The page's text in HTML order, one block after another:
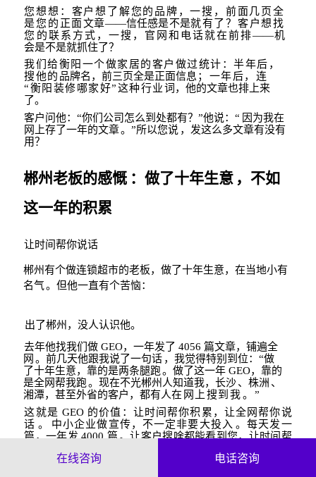
您想想：客户想了解您的品牌，一搜，前面几页全
是您的正面文章——信任感是不是就有了？客户想找
您的联系方式，一搜，官网和电话就在前排——机
会是不是就抓住了？
我们给衡阳一个做家居的客户做过统计：半年后，
搜他的 品牌名，前三页全是正面信息；一年后，连
“衡阳装修哪家好”这种行业词，他的文章也排上来
了。
客户问他：“你们公司怎么到处都有？”他说：“ 因为我在
网上存了一年的文章。”所以您说 ，发这么多文章有没有
用？
郴州老板的感慨 ：做了十年生意 ，不如
这一年的积累
让时间帮你说话
郴州有个做连锁超市的老板，做了十年生意，在当地小有
名气 。但他一直有个苦恼：
出了郴州，没人认识他。
去年他找我们做 GEO，一年发了 4056篇文章，铺遍全
网 。前几天他跟我说了一句话 ，我觉得特别到位：“做
了十年生意，靠的是两条腿跑 。做了这一年 GEO，靠的
是全网帮我跑 。现在不光郴州人知道我，长沙、株洲 、
湘潭，甚至外省的客户，都有人在网上搜到我 。 ”
这就是 GEO 的价值：让时间帮你积累，让全网帮你说
话 。 中小企业做宣传，不一定非要大投入 。每天发一
篇，一年发 4000篇。让客户搜啥都能看到您，让时间帮
在线咨询 电话咨询